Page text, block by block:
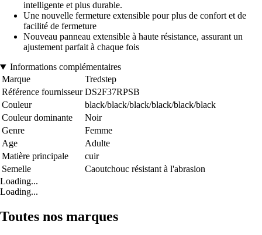
intelligente et plus durable.
Une nouvelle fermeture extensible pour plus de confort et de
facilité de fermeture
Nouveau panneau extensible à haute résistance, assurant un
ajustement parfait à chaque fois
Informations complémentaires
Marque
Tredstep
Référence fournisseur DS2F37RPSB
Couleur
black/black/black/black/black/black
Couleur dominante
Noir
Genre
Femme
Age
Adulte
Matière principale
cuir
Semelle
Caoutchouc résistant à l'abrasion
Loading...
Loading...
Toutes nos marques